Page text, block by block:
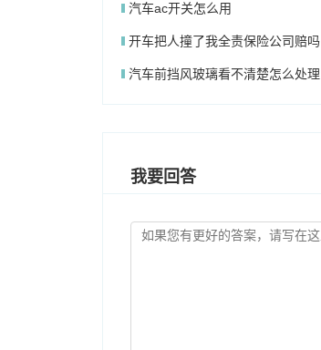
汽车ac开关怎么用
开车把人撞了我全责保险公司赔吗
汽车前挡风玻璃看不清楚怎么处理
我要回答